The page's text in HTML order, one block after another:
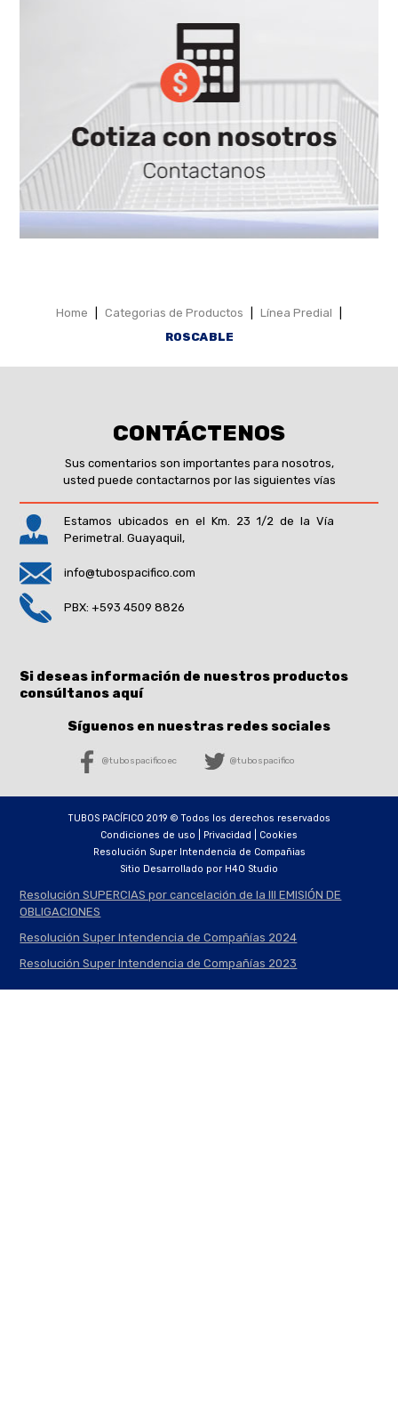
Home Categorias de Productos Línea Predial
ROSCABLE
CONTÁCTENOS
Sus comentarios son importantes para nosotros,
usted puede contactarnos por las siguientes vías
Estamos ubicados en el Km. 23 1/2 de la Vía
Perimetral. Guayaquil,
info@tubospacifico.com
PBX: +593 4509 8826
Si deseas información de nuestros productos
consúltanos aquí
Síguenos en nuestras redes sociales
@tubospacificoec @tubospacifico
TUBOS PACÍFICO 2019 © Todos los derechos reservados
Condiciones de uso | Privacidad | Cookies
Resolución Super Intendencia de Compañias
Sitio Desarrollado por H4O Studio
Resolución SUPERCIAS por cancelación de la III EMISIÓN DE
OBLIGACIONES
Resolución Super Intendencia de Compañías 2024
Resolución Super Intendencia de Compañías 2023